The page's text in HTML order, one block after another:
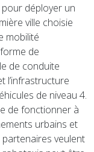
déployer un
ville choisie
mobilité
de
de conduite
l’infrastructure
de niveau 4.
de fonctionner à
urbains et
veulent